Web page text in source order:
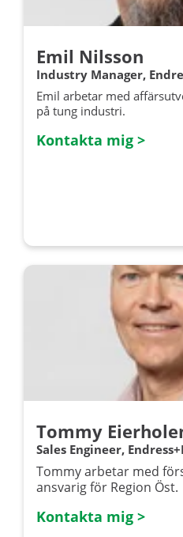
Emil Nilsson
Industry Manager,
Emil arbetar med
på tung industri.
Kontakta mig >
Tommy
Sales Engineer,
Tommy arbetar med
ansvarig för Region Öst.
Kontakta mig >